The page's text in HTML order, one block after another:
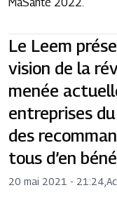
Le Leem
vision de la
menée
entreprises
des
tous d’en
20 mai 2021 - 21:24